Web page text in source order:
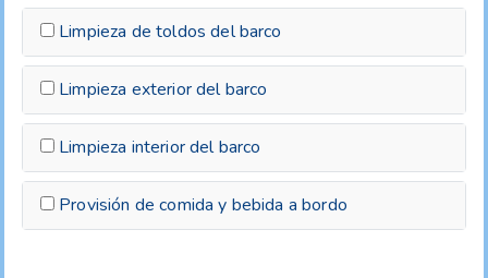
Limpieza de toldos del barco
Limpieza exterior del barco
Limpieza interior del barco
Provisión de comida y bebida a bordo